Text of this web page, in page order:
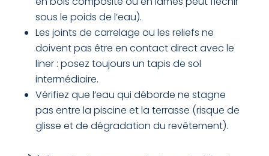
sous le poids de l’eau).
Les joints de carrelage ou les reliefs ne
doivent pas être en contact direct avec le
liner : posez toujours un tapis de sol
intermédiaire.
Vérifiez que l’eau qui déborde ne stagne
pas entre la piscine et la terrasse (risque de
glisse et de dégradation du revêtement).